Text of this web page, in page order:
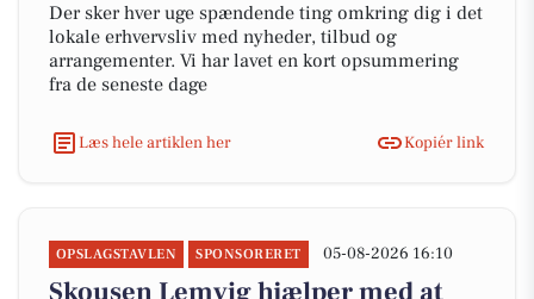
Der sker hver uge spændende ting omkring dig i det
lokale erhvervsliv med nyheder, tilbud og
arrangementer. Vi har lavet en kort opsummering
fra de seneste dage
Læs hele artiklen her Kopiér link
OPSLAGSTAVLEN SPONSORERET 05-08-2026 16:10
Skousen Lemvig hjælper med at